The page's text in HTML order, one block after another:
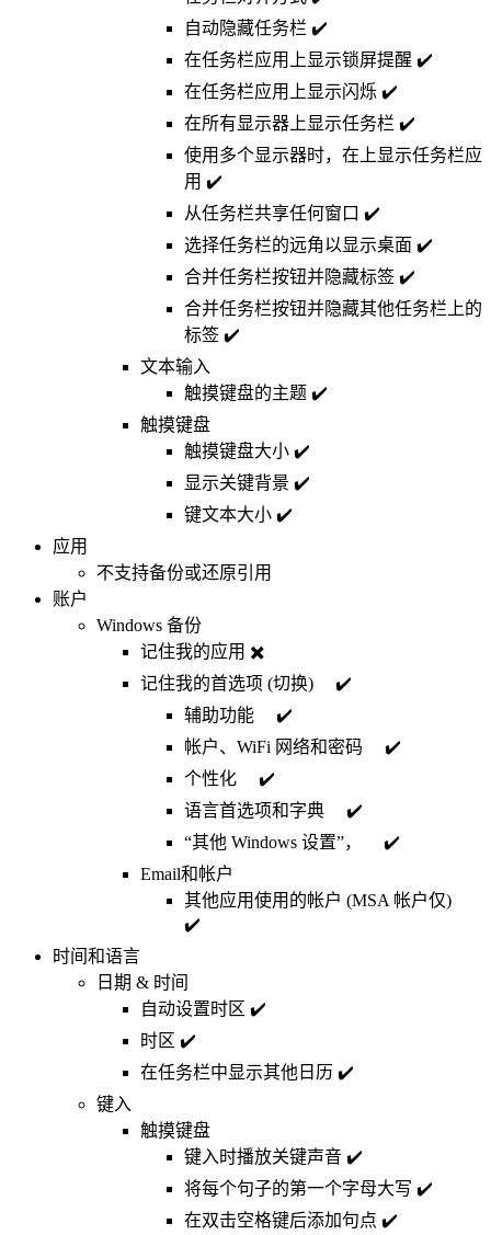
自动隐藏任务栏 ✔️
在任务栏应用上显示锁屏提醒 ✔️
在任务栏应用上显示闪烁 ✔️
在所有显示器上显示任务栏 ✔️
使用多个显示器时，在上显示任务栏应
用 ✔️
从任务栏共享任何窗口 ✔️
选择任务栏的远角以显示桌面 ✔️
合并任务栏按钮并隐藏标签 ✔️
合并任务栏按钮并隐藏其他任务栏上的
标签 ✔️
文本输入
触摸键盘的主题 ✔️
触摸键盘
触摸键盘大小 ✔️
显示关键背景 ✔️
键文本大小 ✔️
应用
不支持备份或还原引用
账户
Windows 备份
记住我的应用 ✖️
记住我的首选项 (切换) ✔️
辅助功能 ✔️
帐户、WiFi 网络和密码 ✔️
个性化 ✔️
语言首选项和字典 ✔️
“其他 Windows 设置”， ✔️
Email和帐户
其他应用使用的帐户 (MSA 帐户仅)
✔️
时间和语言
日期 & 时间
自动设置时区 ✔️
时区 ✔️
在任务栏中显示其他日历 ✔️
键入
触摸键盘
键入时播放关键声音 ✔️
将每个句子的第一个字母大写 ✔️
在双击空格键后添加句点 ✔️